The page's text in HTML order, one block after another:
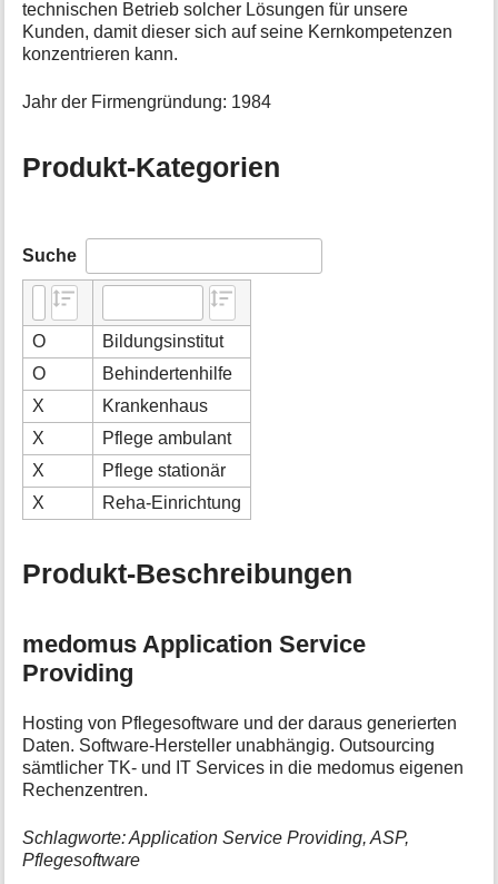
technischen Betrieb solcher Lösungen für unsere
Kunden, damit dieser sich auf seine Kernkompetenzen
konzentrieren kann.
Jahr der Firmengründung: 1984
Produkt-Kategorien
Suche
O
Bildungsinstitut
O
Behindertenhilfe
X
Krankenhaus
X
Pflege ambulant
X
Pflege stationär
X
Reha-Einrichtung
Produkt-Beschreibungen
medomus Application Service
Providing
Hosting von Pflegesoftware und der daraus generierten
Daten. Software-Hersteller unabhängig. Outsourcing
sämtlicher TK- und IT Services in die medomus eigenen
Rechenzentren.
Schlagworte: Application Service Providing, ASP,
Pflegesoftware